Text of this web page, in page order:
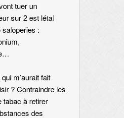
tuer un
sur 2 est létal
:
m’aurait fait
? Contraindre les
tabac à retirer
des